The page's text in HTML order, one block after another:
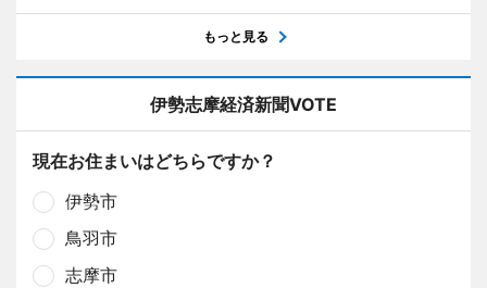
もっと見る
伊勢志摩経済新聞VOTE
現在お住まいはどちらですか？
伊勢市
鳥羽市
志摩市